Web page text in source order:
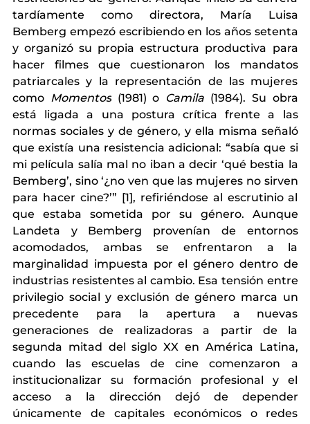
tardíamente como directora, María Luisa
Bemberg empezó escribiendo en los años setenta
y organizó su propia estructura productiva para
hacer filmes que cuestionaron los mandatos
patriarcales y la representación de las mujeres
como Momentos (1981) o Camila (1984). Su obra
está ligada a una postura crítica frente a las
normas sociales y de género, y ella misma señaló
que existía una resistencia adicional: “sabía que si
mi película salía mal no iban a decir ‘qué bestia la
Bemberg’, sino ‘¿no ven que las mujeres no sirven
para hacer cine?’” [1], refiriéndose al escrutinio al
que estaba sometida por su género. Aunque
Landeta y Bemberg provenían de entornos
acomodados, ambas se enfrentaron a la
marginalidad impuesta por el género dentro de
industrias resistentes al cambio. Esa tensión entre
privilegio social y exclusión de género marca un
precedente para la apertura a nuevas
generaciones de realizadoras a partir de la
segunda mitad del siglo XX en América Latina,
cuando las escuelas de cine comenzaron a
institucionalizar su formación profesional y el
acceso a la dirección dejó de depender
únicamente de capitales económicos o redes